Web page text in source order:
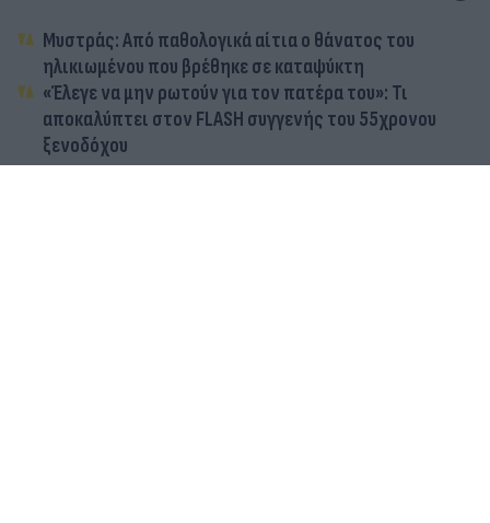
Μυστράς: Από παθολογικά αίτια ο θάνατος του
ηλικιωμένου που βρέθηκε σε καταψύκτη
«Έλεγε να μην ρωτούν για τον πατέρα του»: Τι
αποκαλύπτει στον FLASH συγγενής του 55χρονου
ξενοδόχου